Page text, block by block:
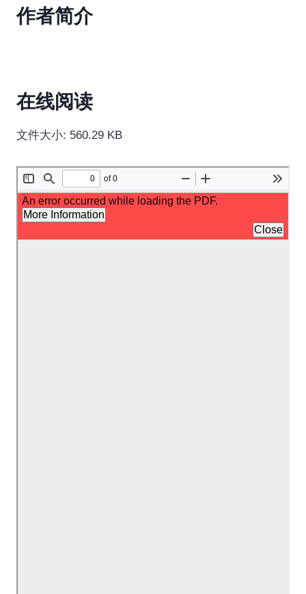
作者简介
在线阅读
文件大小: 560.29 KB